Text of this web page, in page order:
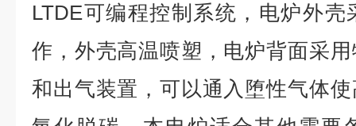
LTDE可编程控制系统，电炉外壳
作，外壳高温喷塑，电炉背面采
和出气装置，可以通入堕性气体